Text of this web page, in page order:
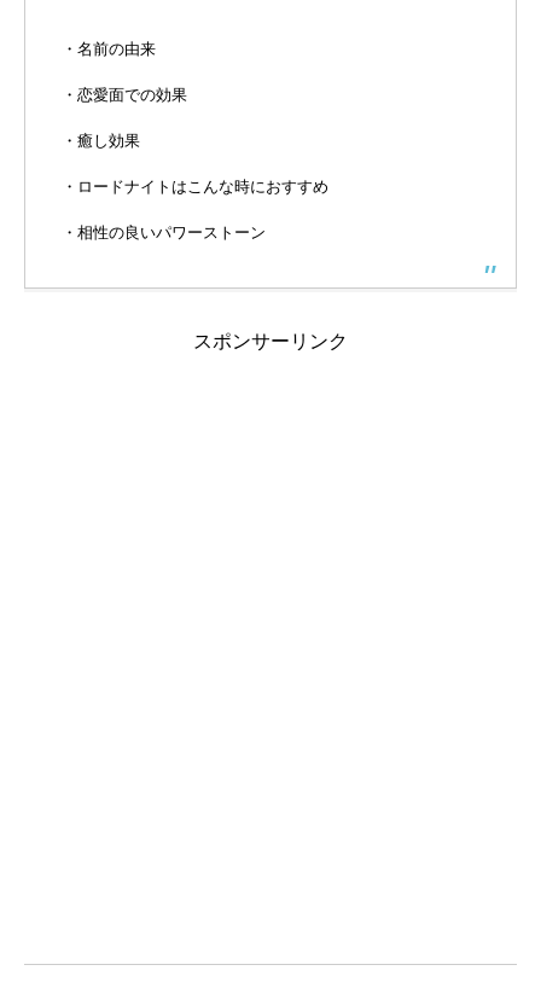
・名前の由来
・恋愛面での効果
・癒し効果
・ロードナイトはこんな時におすすめ
・相性の良いパワーストーン
スポンサーリンク